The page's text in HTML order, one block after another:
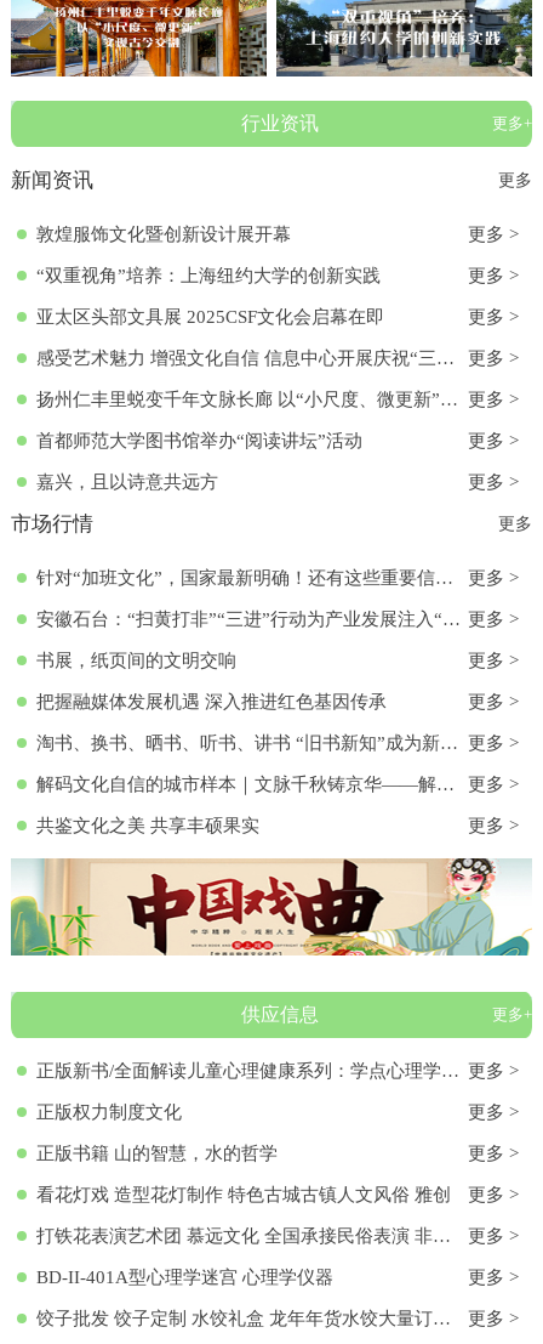
行业资讯 更多+
新闻资讯 更多
敦煌服饰文化暨创新设计展开幕 更多 >
“双重视角”培养：上海纽约大学的创新实践 更多 >
亚太区头部文具展 2025CSF文化会启幕在即 更多 >
感受艺术魅力 增强文化自信 信息中心开展庆祝“三八”国际妇女节活动 更多 >
扬州仁丰里蜕变千年文脉长廊 以“小尺度、微更新”实现古今交融 更多 >
首都师范大学图书馆举办“阅读讲坛”活动 更多 >
嘉兴，且以诗意共远方 更多 >
市场行情 更多
针对“加班文化”，国家最新明确！还有这些重要信息→ 更多 >
安徽石台：“扫黄打非”“三进”行动为产业发展注入“清流” 更多 >
书展，纸页间的文明交响 更多 >
把握融媒体发展机遇 深入推进红色基因传承 更多 >
淘书、换书、晒书、听书、讲书 “旧书新知”成为新文化时尚 更多 >
解码文化自信的城市样本｜文脉千秋铸京华——解码首都北京的文化自信样本 更多 >
共鉴文化之美 共享丰硕果实 更多 >
供应信息 更多+
正版新书/全面解读儿童心理健康系列：学点心理学9787572136313 正版新书/全面解读儿童心理健康系列：学点心理学 更多 >
正版权力制度文化 更多 >
正版书籍 山的智慧，水的哲学 更多 >
看花灯戏 造型花灯制作 特色古城古镇人文风俗 雅创 更多 >
打铁花表演艺术团 慕远文化 全国承接民俗表演 非物质文化遗产 更多 >
BD-II-401A型心理学迷宫 心理学仪器 更多 >
饺子批发 饺子定制 水饺礼盒 龙年年货水饺大量订购 各种馅料饺子 饺子批发 饺子定制 水饺礼盒 龙年年货水饺大量订购 各种馅料饺子 更多 >